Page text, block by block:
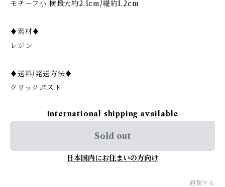
モチーフ小 横最大約2.1cm/縦約1.2cm
♦︎素材♦︎
レジン
♦︎送料/発送方法♦︎
クリックポスト
International shipping available
Sold out
日本国内にお住まいの方向け
通報する